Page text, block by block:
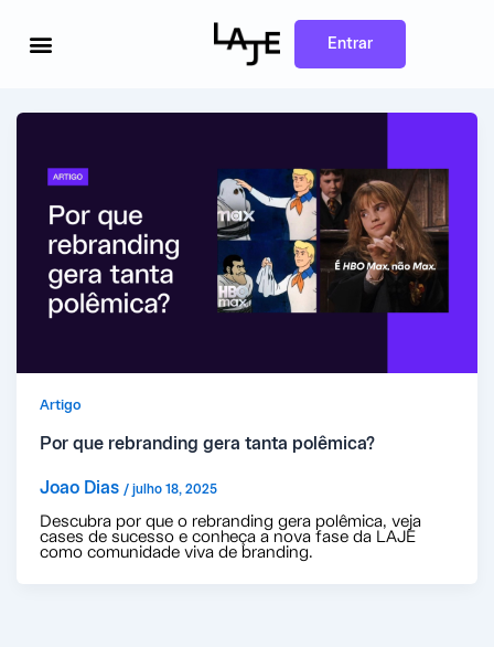
Entrar
Artigo
Por que rebranding gera tanta polêmica?
Joao Dias/julho 18, 2025
Descubra por que o rebranding gera polêmica, veja
cases de sucesso e conheça a nova fase da LAJE
como comunidade viva de branding.